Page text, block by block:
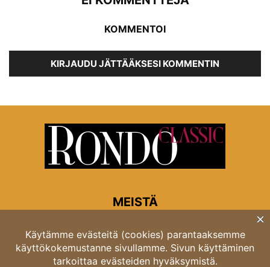
KOMMENTOI
KIRJAUDU JÄTTÄÄKSESI KOMMENTIN
MEISTÄ
Rondon toimitus
Opastinsilta 6A 00520 Helsinki
Asiakaspalvelu: puh. 03 4246 5318